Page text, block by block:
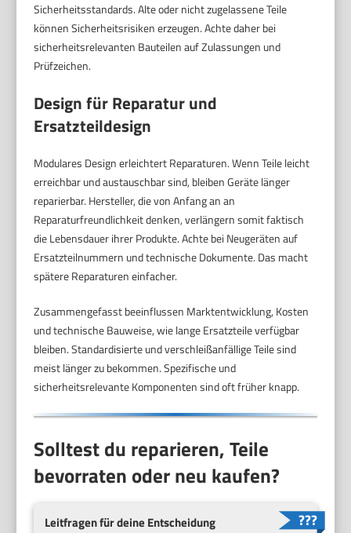
Sicherheitsstandards. Alte oder nicht zugelassene Teile
können Sicherheitsrisiken erzeugen. Achte daher bei
sicherheitsrelevanten Bauteilen auf Zulassungen und
Prüfzeichen.
Design für Reparatur und
Ersatzteildesign
Modulares Design erleichtert Reparaturen. Wenn Teile leicht
erreichbar und austauschbar sind, bleiben Geräte länger
reparierbar. Hersteller, die von Anfang an an
Reparaturfreundlichkeit denken, verlängern somit faktisch
die Lebensdauer ihrer Produkte. Achte bei Neugeräten auf
Ersatzteilnummern und technische Dokumente. Das macht
spätere Reparaturen einfacher.
Zusammengefasst beeinflussen Marktentwicklung, Kosten
und technische Bauweise, wie lange Ersatzteile verfügbar
bleiben. Standardisierte und verschleißanfällige Teile sind
meist länger zu bekommen. Spezifische und
sicherheitsrelevante Komponenten sind oft früher knapp.
Solltest du reparieren, Teile
bevorraten oder neu kaufen?
Leitfragen für deine Entscheidung